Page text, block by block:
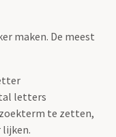
maken. De meest
letters
te zetten,
lijken.